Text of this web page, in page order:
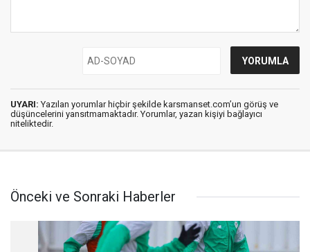
UYARI: Yazılan yorumlar hiçbir şekilde karsmanset.com’un görüş ve
düşüncelerini yansıtmamaktadır. Yorumlar, yazan kişiyi bağlayıcı
niteliktedir.
Önceki ve Sonraki Haberler